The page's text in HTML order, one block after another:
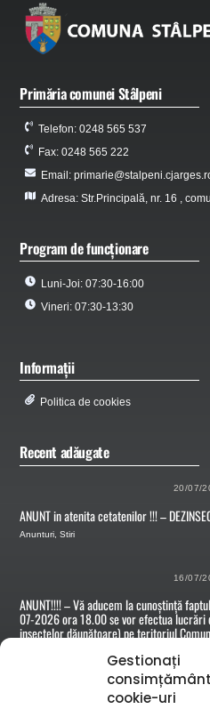
Gestionați
cookie-uri
Primăria comunei Stâlpeni
Telefon: 0248 565 537
Fax: 0248 565 222
Email:
Adresa: Str.Principală, nr. 16 ,
Program de funcționare
Luni-Joi: 07:30-16:00
Vineri: 07:30-13:30
Informații
Politica de cookies
Recent adăugate
20/07/
ANUNT in atenita cetatenilor !!! –
Anunturi ,Stiri
16/07/
ANUNT!!!! – Vă aducem la cunoștință
07-2026 ora 18.00 se vor efectua lucrări
insectelor dăunătoare) pe teritoriul
15/07/